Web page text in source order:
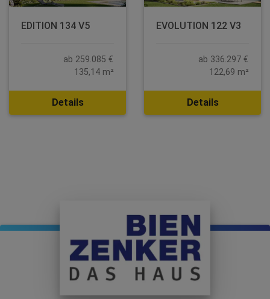
EDITION 134 V5
ab 259.085 €
135,14 m²
Details
EVOLUTION 122 V3
ab 336.297 €
122,69 m²
Details